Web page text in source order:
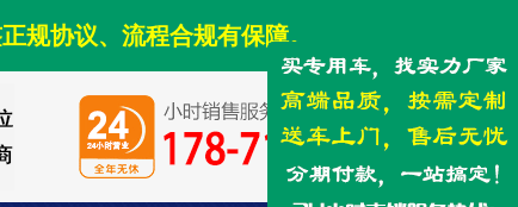
规协议、流程合规有保障。